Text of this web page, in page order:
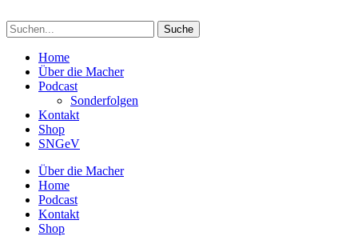
Suchen
nach:
Home
Über die Macher
Podcast
Sonderfolgen
Kontakt
Shop
SNGeV
Über die Macher
Home
Podcast
Kontakt
Shop